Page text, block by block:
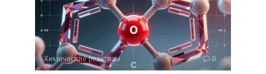
Химические реактивы 0